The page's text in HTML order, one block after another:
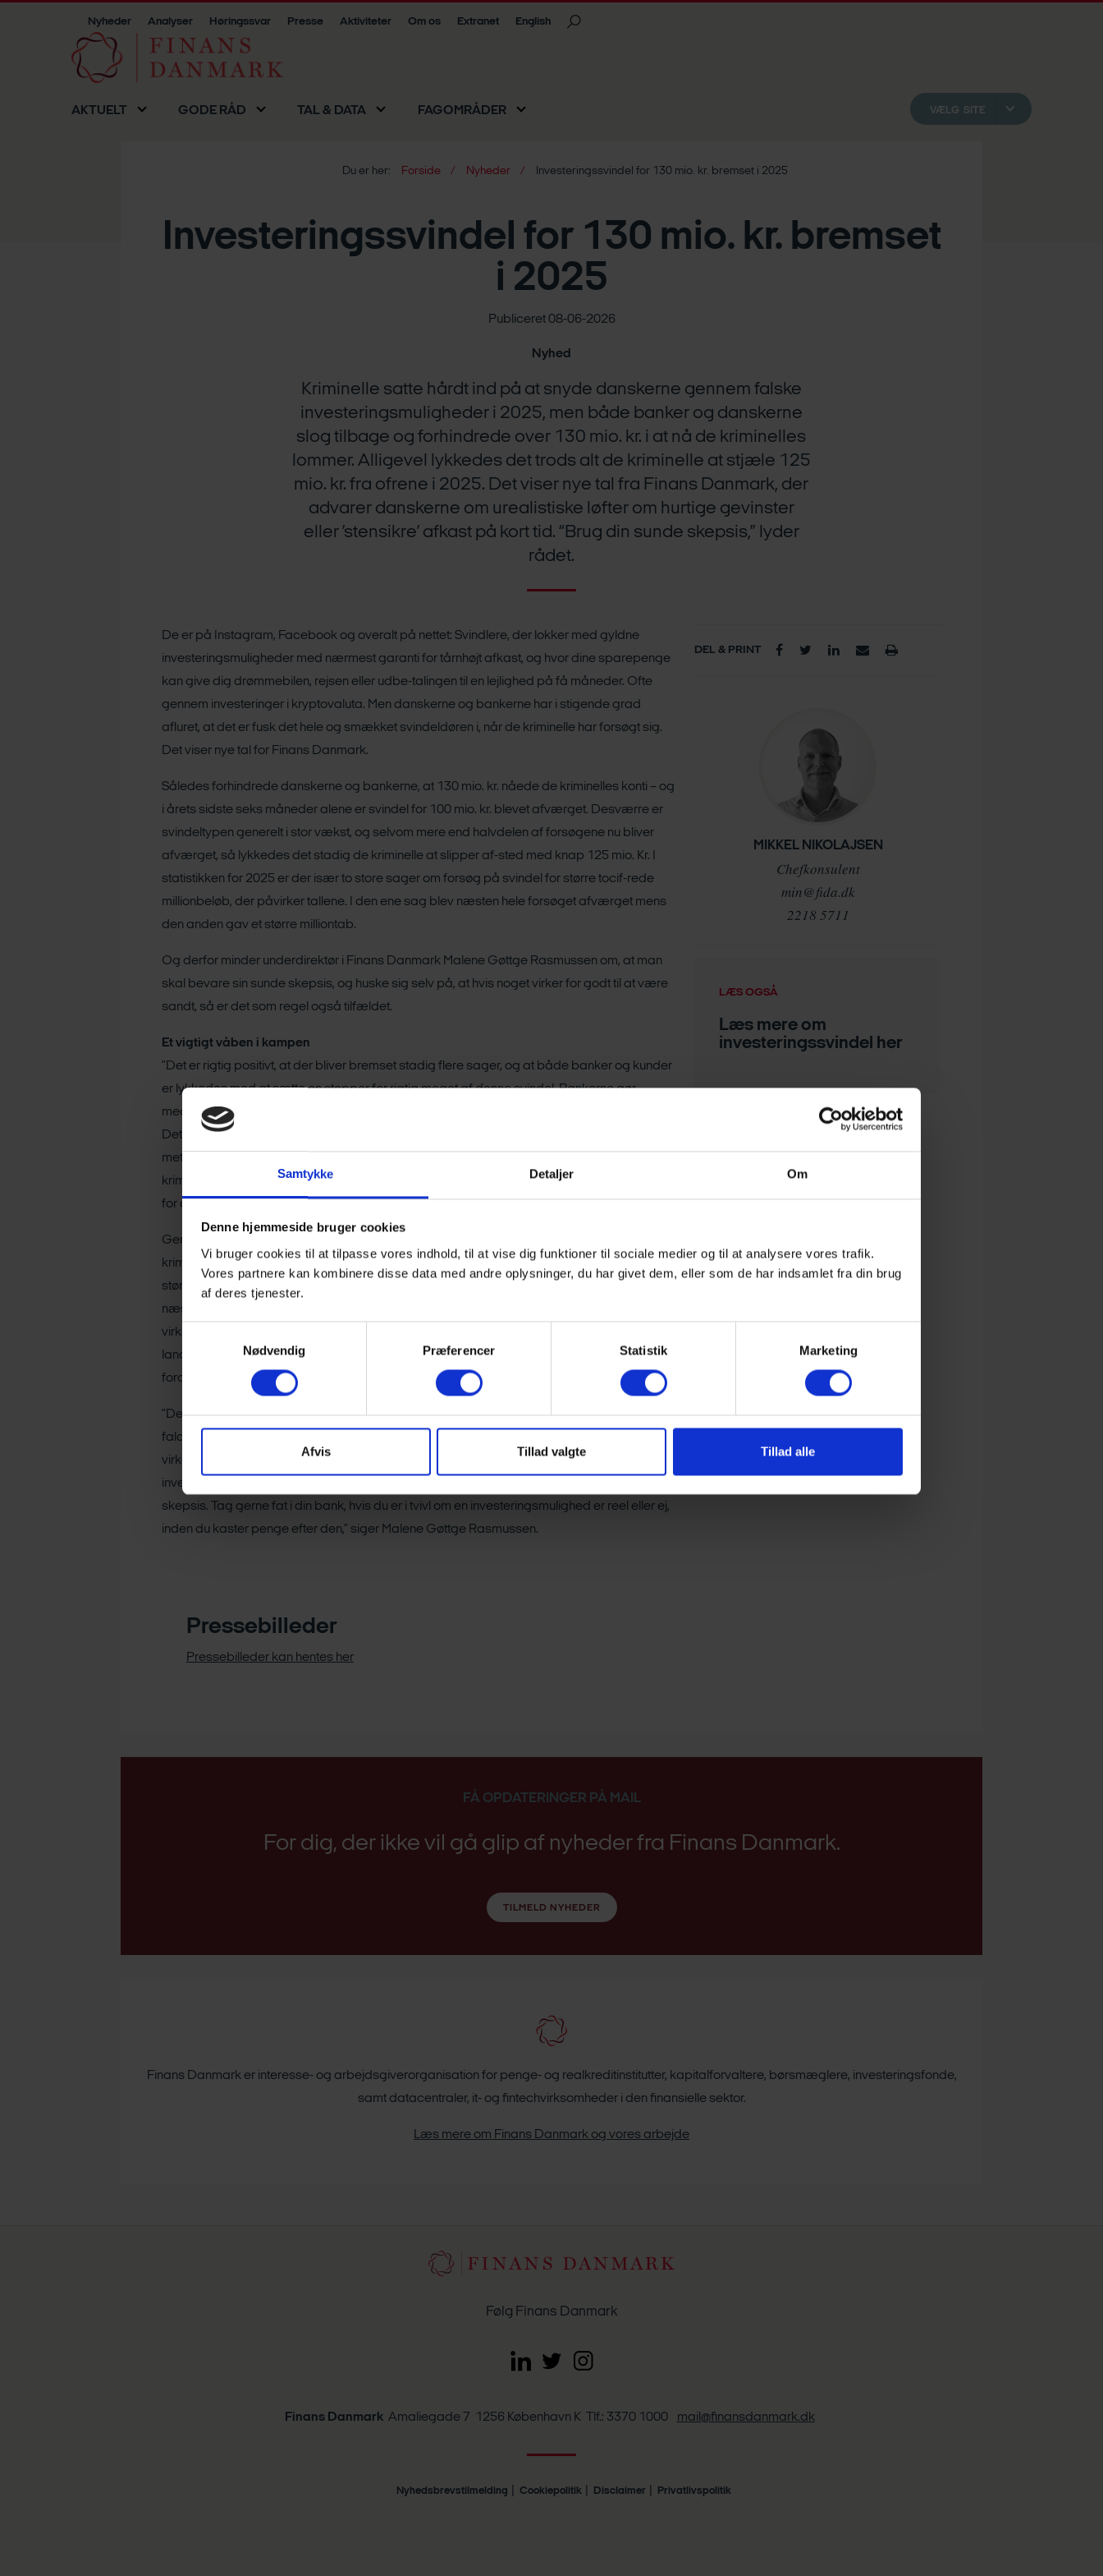
Samtykke Detaljer Om
Denne hjemmeside bruger cookies
Vi bruger cookies til at tilpasse vores indhold, til at vise dig funktioner til sociale medier og til at analysere vores trafik.
Vores partnere kan kombinere disse data med andre oplysninger, du har givet dem, eller som de har indsamlet fra din brug
af deres tjenester.
Nødvendig
Præferencer Statistik Marketing
Afvis Tillad valgte Tillad alle
Nyheder Analyser Høringssvar Presse Aktiviteter Om os Extranet English
AKTUELT GODE RÅD TAL & DATA FAGOMRÅDER VÆLG SITE
Du er her: Forside Nyheder Investeringssvindel for 130 mio. kr. bremset i 2025
Investeringssvindel for 130 mio. kr. bremset
i 2025
Publiceret 08-06-2026
Nyhed
Kriminelle satte hårdt ind på at snyde danskerne gennem falske
investeringsmuligheder i 2025, men både banker og danskerne
slog tilbage og forhindrede over 130 mio. kr. i at nå de kriminelles
lommer. Alligevel lykkedes det trods alt de kriminelle at stjæle 125
mio. kr. fra ofrene i 2025. Det viser nye tal fra Finans Danmark, der
advarer danskerne om urealistiske løfter om hurtige gevinster
eller ’stensikre’ afkast på kort tid. “Brug din sunde skepsis,” lyder
rådet.
De er på Instagram, Facebook og overalt på nettet: Svindlere, der lokker med gyldne
investeringsmuligheder med nærmest garanti for tårnhøjt afkast, og hvor dine sparepenge
kan give dig drømmebilen, rejsen eller udbe-talingen til en lejlighed på få måneder. Ofte
gennem investeringer i kryptovaluta. Men danskerne og bankerne har i stigende grad
afluret, at det er fusk det hele og smækket svindeldøren i, når de kriminelle har forsøgt sig.
Det viser nye tal for Finans Danmark.
Således forhindrede danskerne og bankerne, at 130 mio. kr. nåede de kriminelles konti – og
i årets sidste seks måneder alene er svindel for 100 mio. kr. blevet afværget. Desværre er
svindeltypen generelt i stor vækst, og selvom mere end halvdelen af forsøgene nu bliver
afværget, så lykkedes det stadig de kriminelle at slipper af-sted med knap 125 mio. Kr. I
statistikken for 2025 er der især to store sager om forsøg på svindel for større tocif-rede
millionbeløb, der påvirker tallene. I den ene sag blev næsten hele forsøget afværget mens
den anden gav et større milliontab.
Og derfor minder underdirektør i Finans Danmark Malene Gøttge Rasmussen om, at man
skal bevare sin sunde skepsis, og huske sig selv på, at hvis noget virker for godt til at være
sandt, så er det som regel også tilfældet.
Et vigtigt våben i kampen
”Det er rigtig positivt, at der bliver bremset stadig flere sager, og at både banker og kunder
er lykkedes med at sætte en stopper for rigtig meget af denne svindel. Bankerne gør
meget ud af at oplyse om svindel og opfordre danskerne til at bruge deres sunde skepsis.
Det er et vigtigt våben i kampen mod de kriminelle, men de udvikler hele tiden deres
metoder, så det handler også om, at vi skal blive ved med at samarbejde om at bremse de
kriminelle,” siger Malene Gøttge Rasmussen, underdirektør i Finans Danmark med ansvar
for digital innovation, kritisk infrastruktur og beredskab.
Generelt er investeringssvindel i kraftig vækst. Og selvom antallet af sager, hvor de
kriminelle bliver bremset, er steget år for år, så er tabene i samme periode blevet stadig
større. Forsøgene på svindel rundede i 2025 en kvart milliard kroner – en stigning på
næsten 100 mio. kr. i forhold til 2024. Især de to nævnte forsøg på svindel mod
virksomheder påvirker tallene. Udfordringen ved investeringssvindel er især, at der kan gå
lang tid, før of-rene bliver klar over, at de er svindlet. Derfor kan tabene nå at blive store,
fordi ofrene overfører penge ad flere omgange.
”De kriminelle lokker med at kunne indfri vores store drømme på ultrakort tid. Og det er let at
falde i og satse sparepengene, for hvis nu, det er rigtigt, så kan drømmene jo blive til
virkelighed. Problemet er bare, at du ikke blot går glip af det mulige afkast. Hele din
investering er tabt, hvis du gør det. Derfor er det vigtigt at vi hele tiden bevarer vores sunde
skepsis. Tag gerne fat i din bank, hvis du er i tvivl om en investeringsmulighed er reel eller ej,
inden du kaster penge efter den,” siger Malene Gøttge Rasmussen.
Pressebilleder
Pressebilleder kan hentes her
DEL & PRINT
MIKKEL NIKOLAJSEN
Chefkonsulent
min@fida.dk
2218 5711
LÆS OGSÅ
Læs mere om
investeringssvindel her
FÅ OPDATERINGER PÅ MAIL
For dig, der ikke vil gå glip af nyheder fra Finans Danmark.
TILMELD NYHEDER
Finans Danmark er interesse- og arbejdsgiverorganisation for penge- og realkreditinstitutter, kapitalforvaltere, børsmæglere, investeringsfonde,
samt datacentraler, it- og fintechvirksomheder i den finansielle sektor.
Læs mere om Finans Danmark og vores arbejde
Følg Finans Danmark
Finans DanmarkAmaliegade 7 1256 København K Tlf.: 3370 1000 mail@finansdanmark.dk
Nyhedsbrevstilmelding Cookiepolitik Disclaimer Privatlivspolitik